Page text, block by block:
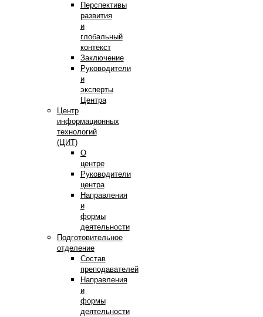
Перспективы
развития
и
глобальный
контекст
Заключение
Руководители
и
эксперты
Центра
Центр
информационных
технологий
(ЦИТ)
О
центре
Руководители
центра
Направления
и
формы
деятельности
Подготовительное
отделение
Состав
преподавателей
Направления
и
формы
деятельности